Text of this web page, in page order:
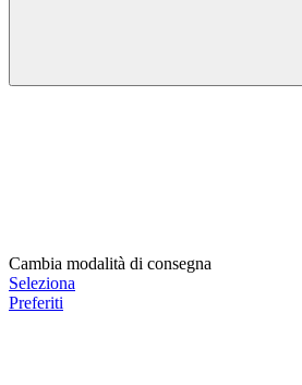
Cambia modalità di consegna
Seleziona
Preferiti